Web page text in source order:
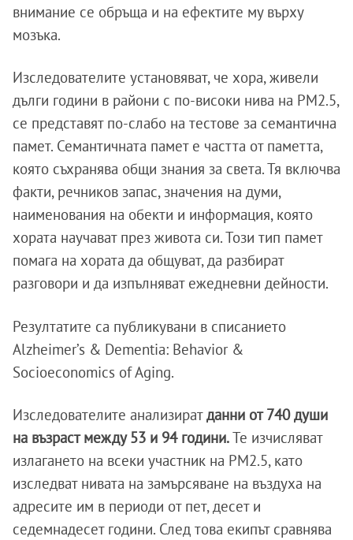
внимание се обръща и на ефектите му върху
мозъка.
Изследователите установяват, че хора, живели
дълги години в райони с по-високи нива на PM2.5,
се представят по-слабо на тестове за семантична
памет. Семантичната памет е частта от паметта,
която съхранява общи знания за света. Тя включва
факти, речников запас, значения на думи,
наименования на обекти и информация, която
хората научават през живота си. Този тип памет
помага на хората да общуват, да разбират
разговори и да изпълняват ежедневни дейности.
Резултатите са публикувани в списанието
Alzheimer’s & Dementia: Behavior &
Socioeconomics of Aging.
Изследователите анализиратданни от 740 души
на възраст между 53 и 94 години.Те изчисляват
излагането на всеки участник на PM2.5, като
изследват нивата на замърсяване на въздуха на
адресите им в периоди от пет, десет и
седемнадесет години. След това екипът сравнява